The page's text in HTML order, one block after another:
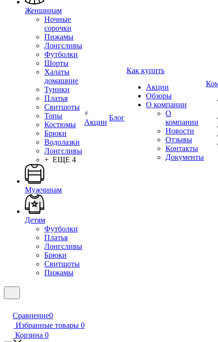
Женщинам
Ночные
сорочки
Пижамы
Лонгсливы
Футболки
Шорты
Халаты
домашние
Туники
Платья
Свитшоты
Топы
Костюмы
Брюки
Водолазки
Лонгсливы
+ ЕЩЕ 4
Мужчинам
Детям
Футболки
Платья
Лонгсливы
Брюки
Свитшоты
Пижамы
Акции
Блог
Как купить
Акции
Обзоры
О компании
О
компании
Новости
Отзывы
Контакты
Документы
Сравнение0
Избранные товары 0
Корзина 0